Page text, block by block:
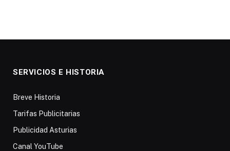
SERVICIOS E HISTORIA
Breve Historia
Tarifas Publicitarias
Publicidad Asturias
Canal YouTube